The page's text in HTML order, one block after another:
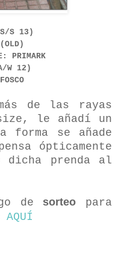
S 13)
PRIMARK
W 12)
de las rayas
le añadí un
forma se añade
ópticamente
dicha prenda al
de sorteo para
AQUÍ